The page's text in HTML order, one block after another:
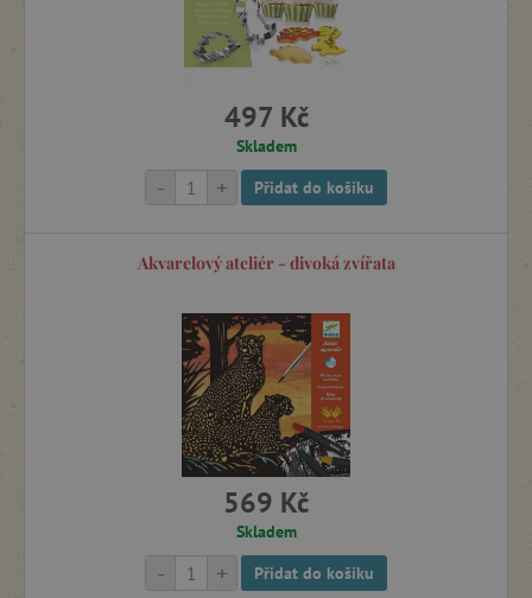
497 Kč
Skladem
+
- Přidat do košíku
Akvarelový ateliér - divoká zvířata
569 Kč
Skladem
+
- Přidat do košíku